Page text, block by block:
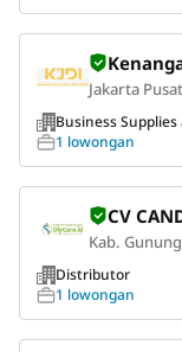
Jakarta
Business
1 lowongan
CV
Kab.
Distributor
1 lowongan